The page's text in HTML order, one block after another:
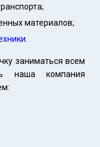
материалов;
заниматься всем
наша компания